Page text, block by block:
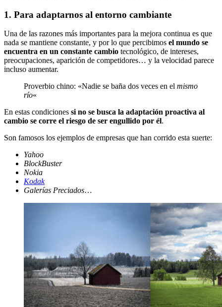
1. Para adaptarnos al entorno cambiante
Una de las razones más importantes para la mejora continua es que
nada se mantiene constante, y por lo que percibimos el mundo se
encuentra en un constante cambio tecnológico, de intereses,
preocupaciones, aparición de competidores… y la velocidad parece
incluso aumentar.
Proverbio chino: «Nadie se baña dos veces en el mismo
río«
En estas condiciones si no se busca la adaptación proactiva al
cambio se corre el riesgo de ser engullido por él.
Son famosos los ejemplos de empresas que han corrido esta suerte:
Yahoo
BlockBuster
Nokia
Kodak
Galerías Preciados…